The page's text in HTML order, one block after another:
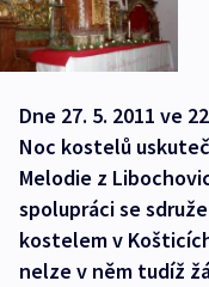
Dne 27. 5. 2011 ve
Noc kostelů
Melodie z
spolupráci se
kostelem v
nelze v něm tudíž